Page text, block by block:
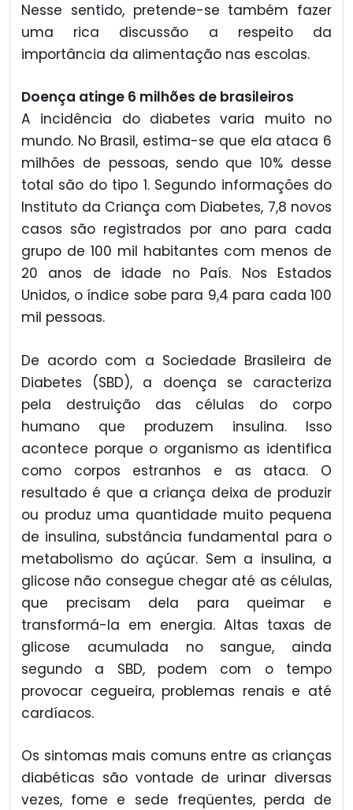
Nesse sentido, pretende-se também fazer
uma rica discussão a respeito da
importância da alimentação nas escolas.
Doença atinge 6 milhões de brasileiros
A incidência do diabetes varia muito no
mundo. No Brasil, estima-se que ela ataca 6
milhões de pessoas, sendo que 10% desse
total são do tipo 1. Segundo informações do
Instituto da Criança com Diabetes, 7,8 novos
casos são registrados por ano para cada
grupo de 100 mil habitantes com menos de
20 anos de idade no País. Nos Estados
Unidos, o índice sobe para 9,4 para cada 100
mil pessoas.
De acordo com a Sociedade Brasileira de
Diabetes (SBD), a doença se caracteriza
pela destruição das células do corpo
humano que produzem insulina. Isso
acontece porque o organismo as identifica
como corpos estranhos e as ataca. O
resultado é que a criança deixa de produzir
ou produz uma quantidade muito pequena
de insulina, substância fundamental para o
metabolismo do açúcar. Sem a insulina, a
glicose não consegue chegar até as células,
que precisam dela para queimar e
transformá-la em energia. Altas taxas de
glicose acumulada no sangue, ainda
segundo a SBD, podem com o tempo
provocar cegueira, problemas renais e até
cardíacos.
Os sintomas mais comuns entre as crianças
diabéticas são vontade de urinar diversas
vezes, fome e sede freqüentes, perda de